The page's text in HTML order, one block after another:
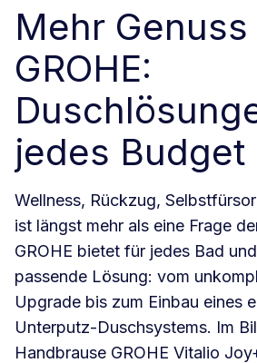
Mehr
GROHE:
jedes Budget
Wellness, Rückzug,
ist längst mehr als eine Frage
GROHE bietet für jedes Bad
passende Lösung: vom
Upgrade bis zum Einbau eines
Unterputz-Duschsystems. Im
Handbrause GROHE Vitalio